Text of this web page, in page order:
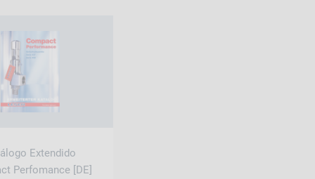
Extendido
Perfomance [DE]